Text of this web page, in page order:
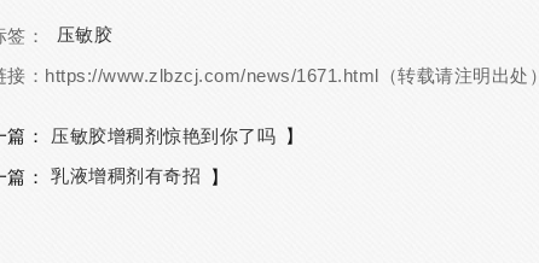
签：
压敏胶
： https://www.zlbzcj.com/news/1671.html（转载请注明出处）
： 压敏胶增稠剂惊艳到你了吗 】
：
乳液增稠剂有奇招 】